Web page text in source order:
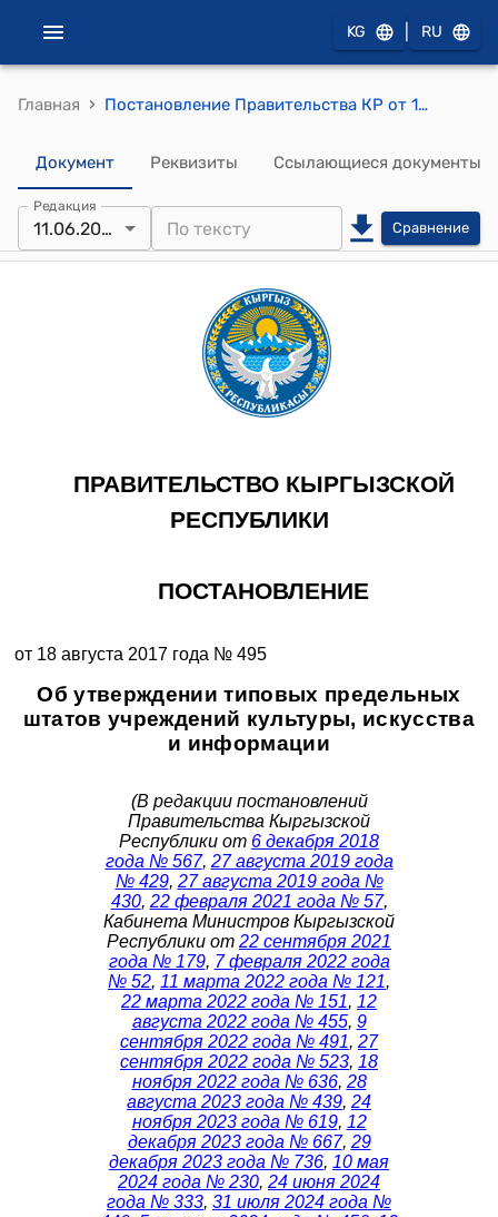
KG RU
Главная › Постановление Правительства КР от 18 августа 2017 года № 495 "Об утверждении типовых предельных штатов учреждений культуры, искусства и информации"
Документ Реквизиты Ссылающиеся документы
Редакция
11.06.2026 Сравнение